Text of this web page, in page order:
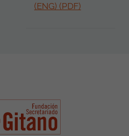
(ENG) (PDF)